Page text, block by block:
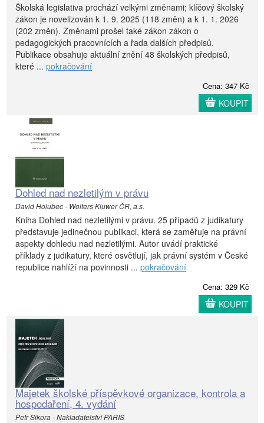
Školská legislativa prochází velkými změnami; klíčový školský
zákon je novelizován k 1. 9. 2025 (118 změn) a k 1. 1. 2026
(202 změn). Změnami prošel také zákon zákon o
pedagogických pracovnících a řada dalších předpisů.
Publikace obsahuje aktuální znění 48 školských předpisů,
které ... pokračování
Cena: 347 Kč
KOUPIT
Dohled nad nezletilým v právu
David Holubec - Wolters Kluwer ČR, a.s.
Kniha Dohled nad nezletilými v právu. 25 případů z judikatury
představuje jedinečnou publikaci, která se zaměřuje na právní
aspekty dohledu nad nezletilými. Autor uvádí praktické
příklady z judikatury, které osvětlují, jak právní systém v České
republice nahlíží na povinnosti ... pokračování
Cena: 329 Kč
KOUPIT
Majetek školské příspěvkové organizace, kontrola a
hospodaření, 4. vydání
Petr Sikora - Nakladatelství PARIS